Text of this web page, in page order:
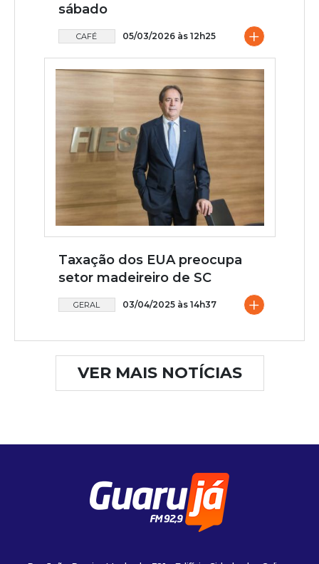
sábado
CAFÉ 05/03/2026 às 12h25 +
Taxação dos EUA preocupa
setor madeireiro de SC
GERAL 03/04/2025 às 14h37 +
VER MAIS NOTÍCIAS